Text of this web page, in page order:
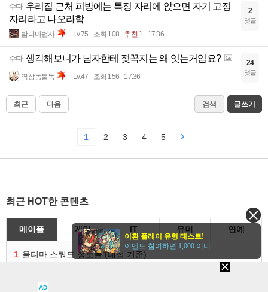
수다 우리집 근처 피방에는 특정 자리에 앉으면 자기 고정
자리라고 나오라함
밤티마법사 Lv.75 조회 108 추천 1 17:36
2
댓글
수다 생각해보니가 남자한테 젖꼭지는 왜 잇는거임요?
역삼동불독 Lv.47 조회 156 17:36
24
댓글
최근 다음 검색 글쓰기
1 2 3 4 5
최근 HOT한 콘텐츠
메이플 게임 IT 유머 연예
1 울티마 스쿼드 정보들 (테섭 기준)
[울티마]3-1~3-9 보만튀 효율, 경험치 공략 및 소소한 컨트롤 팁
AD
이환 플레이 유형 테스트!
이벤트 참여하면 1,000 이니